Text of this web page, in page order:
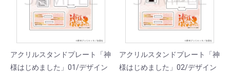
アクリルスタンドプレート「神
様はじめました」01/デザイン
アクリルスタンドプレート「神
様はじめました」02/デザイン